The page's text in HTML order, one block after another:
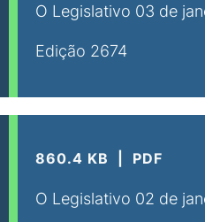
O Legislativo 03 de
Edição 2674
860.4 KB PDF
O Legislativo 02 de